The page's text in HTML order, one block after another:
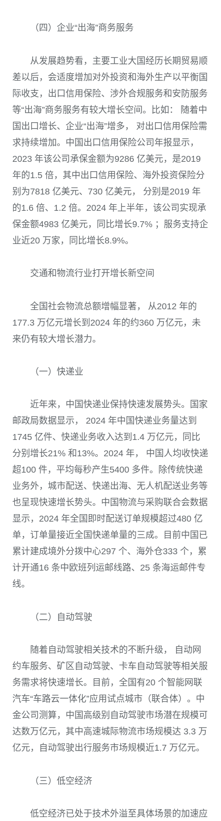
（四）企业“出海”商务服务
从发展趋势看，主要工业大国经历长期贸易顺
差以后，会适度增加对外投资和海外生产以平衡国
际收支，出口信用保险、涉外合规服务和安防服务
等“出海”商务服务有较大增长空间。比如： 随着中
国出口增长、企业“出海”增多， 对出口信用保险需
求持续增加。中国出口信用保险公司年报显示，
2023 年该公司承保金额为9286 亿美元，是2019
年的1.5 倍，其中出口信用保险、海外投资保险分
别为7818 亿美元、730 亿美元， 分别是2019 年
的1.6 倍、1.2 倍。2024 年上半年，该公司实现承
保金额4983 亿美元，同比增长9.7% ；服务支持企
业近20 万家，同比增长8.9%。
交通和物流行业打开增长新空间
全国社会物流总额增幅显著， 从2012 年的
177.3 万亿元增长到2024 年的约360 万亿元，未
来仍有较大增长潜力。
（一）快递业
近年来，中国快递业保持快速发展势头。国家
邮政局数据显示， 2024 年中国快递业务量达到
1745 亿件、快递业务收入达到1.4 万亿元，同比
分别增长21% 和13%。2024 年， 中国人均收快递
超100 件，平均每秒产生5400 多件。除传统快递
业务外，城市配送、快递出海、无人机配送业务等
也呈现快速增长势头。中国物流与采购联合会数据
显示，2024 年全国即时配送订单规模超过480 亿
单，订单量接近全国快递单量的三成。目前中国已
累计建成境外分拨中心297 个、海外仓333 个，累
计开通16 条中欧班列运邮线路、25 条海运邮件专
线。
（二）自动驾驶
随着自动驾驶相关技术的不断升级， 自动网
约车服务、矿区自动驾驶、卡车自动驾驶等相关服
务需求将快速增长。目前，全国有20 个智能网联
汽车“车路云一体化”应用试点城市（联合体）。中
金公司测算，中国高级别自动驾驶市场潜在规模可
达数万亿元，其中高速城际物流市场规模达 3.3 万
亿元，自动驾驶出行服务市场规模近1.7 万亿元。
（三）低空经济
低空经济已处于技术外溢至具体场景的加速应